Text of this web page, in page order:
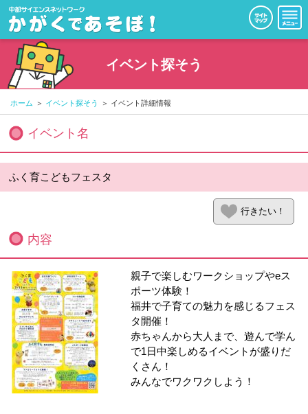
イベント探そう
ホーム イベント探そう イベント詳細情報
イベント名
ふく育こどもフェスタ
行きたい！
内容
親子で楽しむワークショップやeス
ポーツ体験！
福井で子育ての魅力を感じるフェス
タ開催！
赤ちゃんから大人まで、遊んで学ん
で1日中楽しめるイベントが盛りだ
くさん！
みんなでワクワクしよう！